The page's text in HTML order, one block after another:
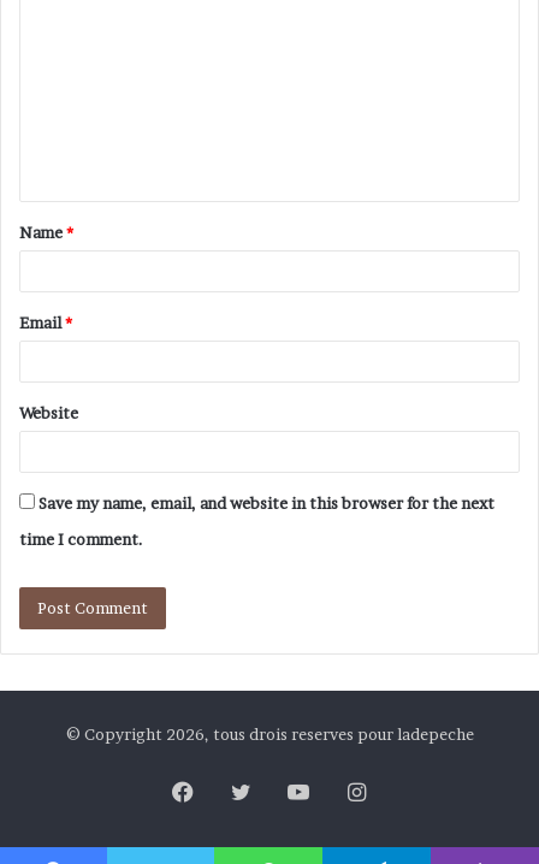
Name*
Email*
Website
Save my name, email, and website in this browser for the next
time I comment.
© Copyright 2026, tous drois reserves pour ladepeche
Facebook
TwitterYouTubeInstagram